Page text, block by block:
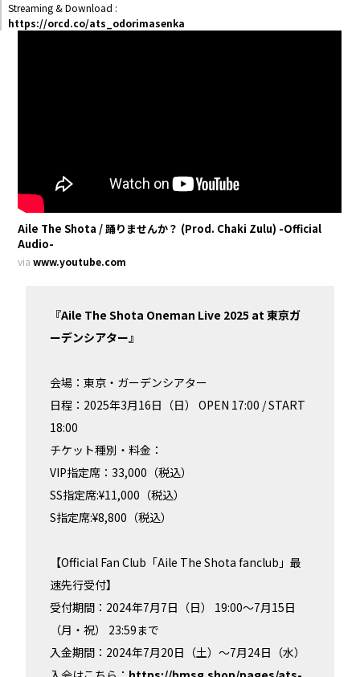
Streaming & Download :
https://orcd.co/ats_odorimasenka
Aile The Shota / 踊りませんか？ (Prod. Chaki Zulu) -Official
Audio-
viawww.youtube.com
『Aile The Shota Oneman Live 2025 at 東京ガ
ーデンシアター』
会場：東京・ガーデンシアター
日程：2025年3月16日（日） OPEN 17:00 / START
18:00
チケット種別・料金：
VIP指定席：33,000（税込）
SS指定席:¥11,000（税込）
S指定席:¥8,800（税込）
【Official Fan Club「Aile The Shota fanclub」最
速先行受付】
受付期間：2024年7月7日（日） 19:00～7月15日
（月・祝） 23:59まで
入金期間：2024年7月20日（土）～7月24日（水）